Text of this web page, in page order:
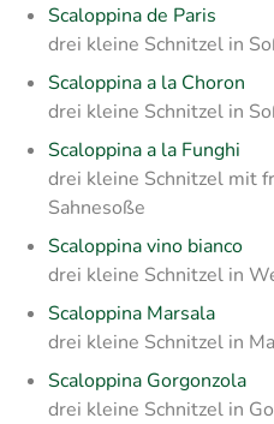
Scaloppina de Paris
drei kleine Schnitzel in
Scaloppina a la Choron
drei kleine Schnitzel in
Scaloppina a la Funghi
drei kleine Schnitzel mit
Sahnesoße
Scaloppina vino bianco
drei kleine Schnitzel in
Scaloppina Marsala
drei kleine Schnitzel in
Scaloppina Gorgonzola
drei kleine Schnitzel in